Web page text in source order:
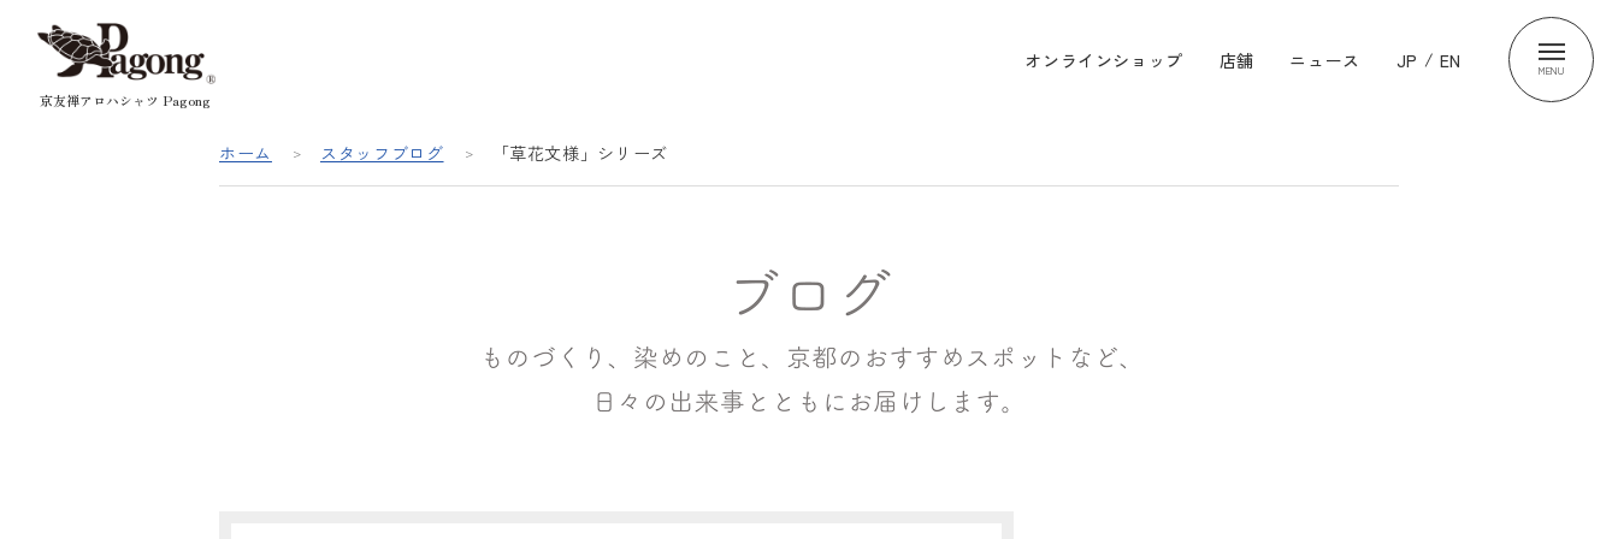
京友禅アロハシャツ Pagong
オンラインショップ 店舗 ニュース JP / EN MENU
ホーム スタッフブログ 「草花文様」シリーズ